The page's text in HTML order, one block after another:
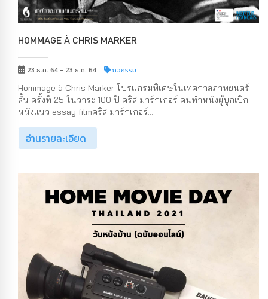
HOMMAGE À CHRIS MARKER
23 ธ.ค. 64 - 23 ธ.ค. 64 กิจกรรม
Hommage à Chris Marker โปรแกรมพิเศษในเทศกาลภาพยนตร์
สั้น ครั้งที่ 25 ในวาระ 100 ปี คริส มาร์กเกอร์ คนทำหนังผู้บุกเบิก
หนังแนว essay filmคริส มาร์กเกอร์...
อ่านรายละเอียด